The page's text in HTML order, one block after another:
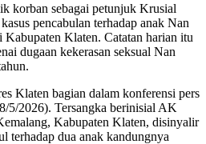
sebagai petunjuk Krusial
pencabulan terhadap anak Nan
Klaten. Catatan harian itu
dugaan kekerasan seksual Nan
Klaten bagian dalam konferensi pers
5/2026). Tersangka berinisial AK
Kabupaten Klaten, disinyalir
terhadap dua anak kandungnya